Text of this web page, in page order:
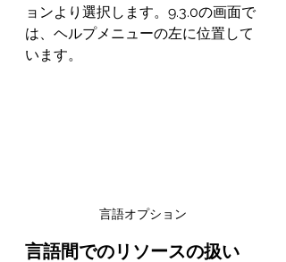
ョンより選択します。9.3.0の画面で
は、ヘルプメニューの左に位置して
います。
言語オプション
言語間でのリソースの扱い